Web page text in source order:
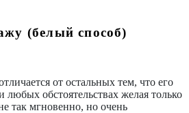
(белый способ)
от остальных тем, что его
любых обстоятельствах желая только
так мгновенно, но очень